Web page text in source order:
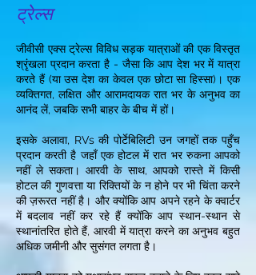
ट्रेल्स
जीवीसी एक्स ट्रेल्स विविध सड़क यात्राओं की एक विस्तृत
श्रृंखला प्रदान करता है - जैसा कि आप देश भर में यात्रा
करते हैं (या उस देश का केवल एक छोटा सा हिस्सा)। एक
व्यक्तिगत, लक्षित और आरामदायक रात भर के अनुभव का
आनंद लें, जबकि सभी बाहर के बीच में हों।
इसके अलावा, RVs की पोर्टेबिलिटी उन जगहों तक पहुँच
प्रदान करती है जहाँ एक होटल में रात भर रुकना आपको
नहीं ले सकता। आरवी के साथ, आपको रास्ते में किसी
होटल की गुणवत्ता या रिक्तियों के न होने पर भी चिंता करने
की ज़रूरत नहीं है। और क्योंकि आप अपने रहने के क्वार्टर
में बदलाव नहीं कर रहे हैं क्योंकि आप स्थान-स्थान से
स्थानांतरित होते हैं, आरवी में यात्रा करने का अनुभव बहुत
अधिक जमीनी और सुसंगत लगता है।